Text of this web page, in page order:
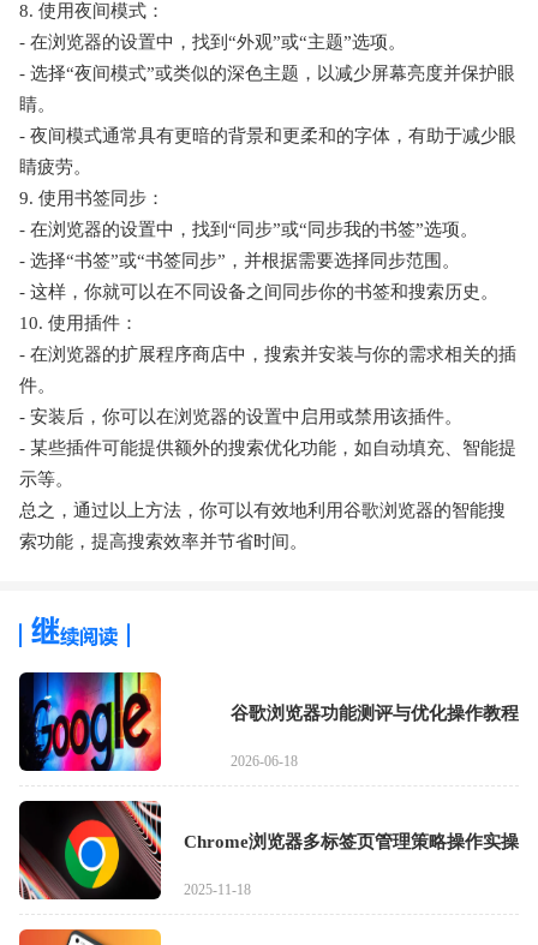
8. 使用夜间模式：
- 在浏览器的设置中，找到“外观”或“主题”选项。
- 选择“夜间模式”或类似的深色主题，以减少屏幕亮度并保护眼
睛。
- 夜间模式通常具有更暗的背景和更柔和的字体，有助于减少眼
睛疲劳。
9. 使用书签同步：
- 在浏览器的设置中，找到“同步”或“同步我的书签”选项。
- 选择“书签”或“书签同步”，并根据需要选择同步范围。
- 这样，你就可以在不同设备之间同步你的书签和搜索历史。
10. 使用插件：
- 在浏览器的扩展程序商店中，搜索并安装与你的需求相关的插
件。
- 安装后，你可以在浏览器的设置中启用或禁用该插件。
- 某些插件可能提供额外的搜索优化功能，如自动填充、智能提
示等。
总之，通过以上方法，你可以有效地利用谷歌浏览器的智能搜
索功能，提高搜索效率并节省时间。
谷歌浏览器功能测评与优化操作教程
2026-06-18
Chrome浏览器多标签页管理策略操作实操
2025-11-18